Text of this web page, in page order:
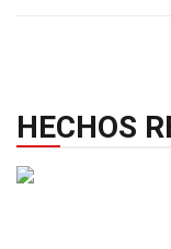
HECHOS